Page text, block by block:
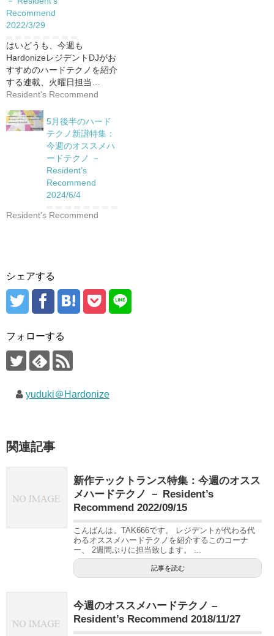
Recommend
2022/3/29
はいどうも、今週も
HardonizeレジデントDJがお
すすめのハードテクノを紹介
する連載、火曜日担当…
Resident's Recommend
5月後半のハード
テクノ新譜特集：
今週のオススメハ
ードテクノ －
Resident’s
Recommend
2024/6/4
Resident's Recommend
シェアする
フォローする
yuduki＠Hardonize
関連記事
新作テックトランス特集：今週のオスス
メハードテクノ － Resident’s
Recommend 2022/09/15
こんばんは。TAK666です。 レジデントが代わる代
わるオススメハードテクノを紹介するこのコーナ
ー、 2週間ぶりに担当致します。 ...
記事を読む
今週のオススメハードテクノ –
Resident’s Recommend 2018/11/27